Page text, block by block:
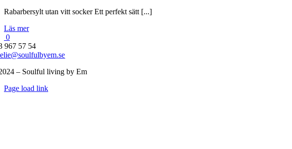
Rabarbersylt utan vitt socker Ett perfekt sätt [...]
Läs mer
0
967 57 54
– Soulful living by Em
Byt
Page load link